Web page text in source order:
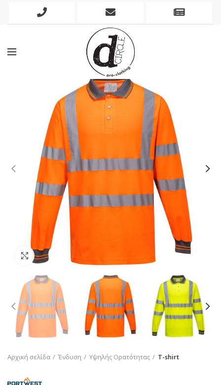
Phone
Mobile
Click to enlarge
Αρχική σελίδα Ένδυση Υψηλής Ορατότητας T-shirt